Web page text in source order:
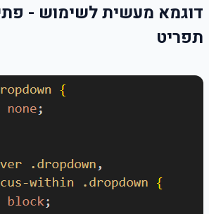
דוגמא מעשית לשימוש -
תפריט